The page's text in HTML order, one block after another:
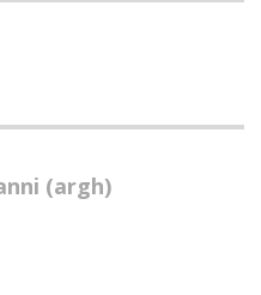
(argh)